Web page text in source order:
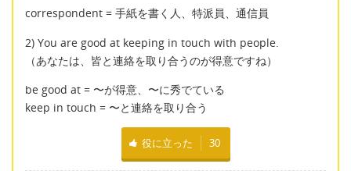
correspondent = 手紙を書く人、特派員、通信員
2) You are good at keeping in touch with people.
（あなたは、皆と連絡を取り合うのが得意ですね）
be good at = 〜が得意、〜に秀でている
keep in touch = 〜と連絡を取り合う
役に立った 30